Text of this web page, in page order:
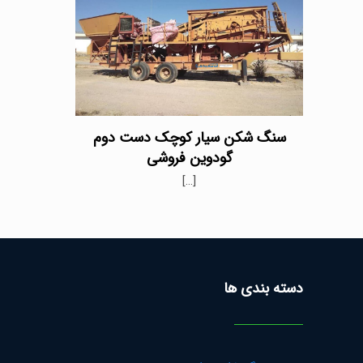
سنگ شکن سیار کوچک دست دوم
گودوین فروشی
[…]
دسته بندی ها